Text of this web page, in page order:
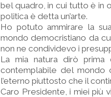
bel quadro, in cui tutto è in
politica è detta un’arte.
Ho potuto ammirare la
mondo democristiano da
non ne condividevo i
La mia natura dirò
contemplabile del mondo
l’eterno piuttosto che il
Caro Presidente, i miei più